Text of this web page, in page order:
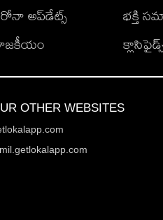
అప్‌డేట్స్
భక్తి
OTHER WEBSITES